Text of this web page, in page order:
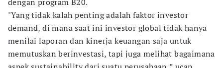
"Yang tidak kalah penting adalah faktor investor
demand, di mana saat ini investor global tidak hanya
menilai laporan dan kinerja keuangan saja untuk
memutuskan berinvestasi, tapi juga melihat bagaimana